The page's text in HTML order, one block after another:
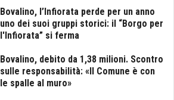
Bovalino, l’Infiorata perde per un anno
uno dei suoi gruppi storici: il “Borgo per
l'Infiorata” si ferma
Bovalino, debito da 1,38 milioni. Scontro
sulle responsabilità: «Il Comune è con
le spalle al muro»